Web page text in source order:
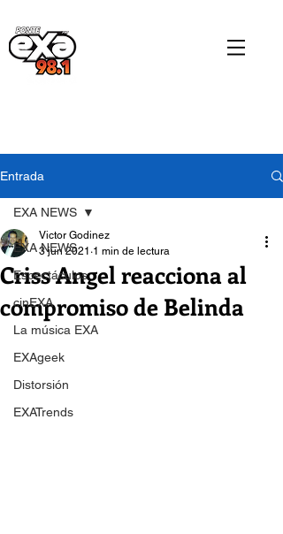
Entrada
EXA NEWS
Espectáculos
cinEXA
La música EXA
EXAgeek
Distorsión
EXATrends
EXA NEWS
Criss Angel reacciona al
compromiso de Belinda
Victor Godinez
3 jun 2021 1 min de lectura